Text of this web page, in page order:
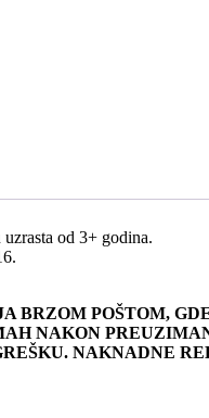
od 3+ godina.
BRZOM POŠTOM,
NAKON
NAKNADNE